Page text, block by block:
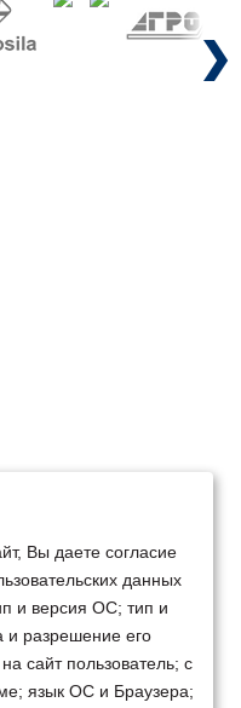
Next
Вы даете согласие
данных
и версия ОС; тип и
и разрешение его
сайт пользователь; с
язык ОС и Браузера;